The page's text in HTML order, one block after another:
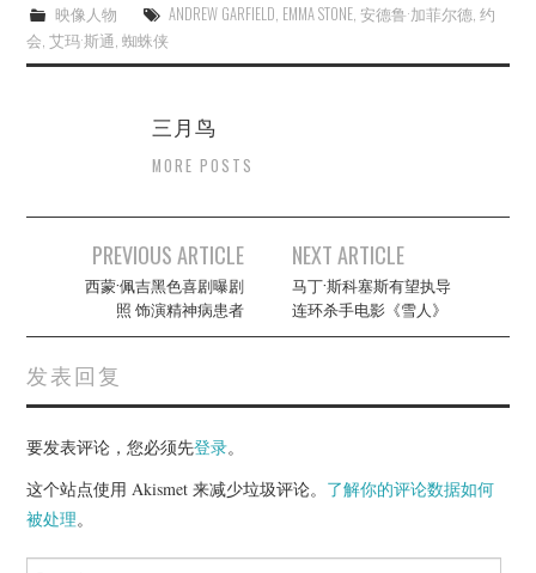
映像人物 ANDREW GARFIELD EMMA STONE, 安德鲁·加菲尔德 约
会 ,艾玛·斯通 ,蜘蛛侠
三月鸟
MORE POSTS
navigation
PREVIOUS ARTICLE
西蒙·佩吉黑色喜剧曝剧
照 饰演精神病患者
NEXT ARTICLE
马丁·斯科塞斯有望执导
连环杀手电影《雪人》
发表回复
要发表评论，您必须先登录。
这个站点使用 Akismet 来减少垃圾评论。 了解你的评论数据如何
被处理。